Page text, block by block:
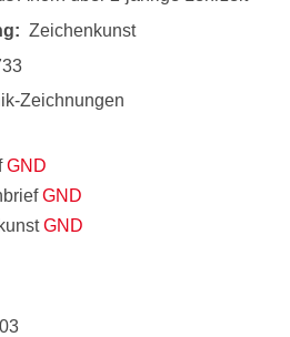
Zeichenkunst
Zeichnungen
GND
GND
GND